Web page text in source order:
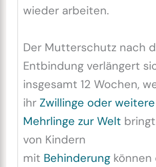
wieder arbeiten.
Der Mutterschutz nach
Entbindung verlängert
insgesamt 12 Wochen,
ihr Zwillinge oder weitere
Mehrlinge zur Welt
von Kindern
mit Behinderungkönnen